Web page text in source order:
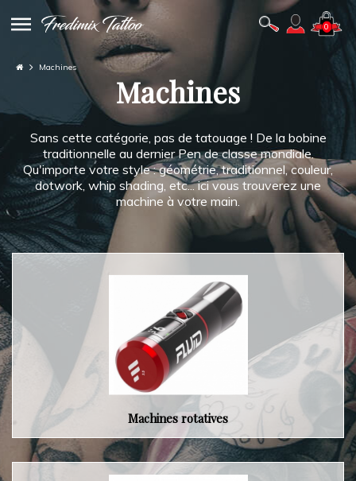
0
Machines
Machines
Sans cette catégorie, pas de tatouage ! De la bobine
traditionnelle au dernier Pen de classe mondiale.
Qu'importe votre style : géométrie, traditionnel, couleur,
dotwork, whip shading, etc... ici vous trouverez une
machine à votre main.
Machines rotatives